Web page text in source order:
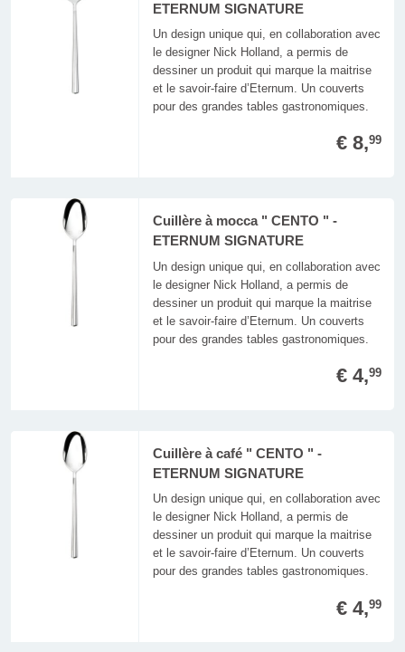
ETERNUM SIGNATURE
Un design unique qui, en collaboration avec
le designer Nick Holland, a permis de
dessiner un produit qui marque la maitrise
et le savoir-faire d’Eternum. Un couverts
pour des grandes tables gastronomiques.
€ 8,99
Cuillère à mocca " CENTO " -
ETERNUM SIGNATURE
Un design unique qui, en collaboration avec
le designer Nick Holland, a permis de
dessiner un produit qui marque la maitrise
et le savoir-faire d’Eternum. Un couverts
pour des grandes tables gastronomiques.
€ 4,99
Cuillère à café " CENTO " -
ETERNUM SIGNATURE
Un design unique qui, en collaboration avec
le designer Nick Holland, a permis de
dessiner un produit qui marque la maitrise
et le savoir-faire d’Eternum. Un couverts
pour des grandes tables gastronomiques.
€ 4,99